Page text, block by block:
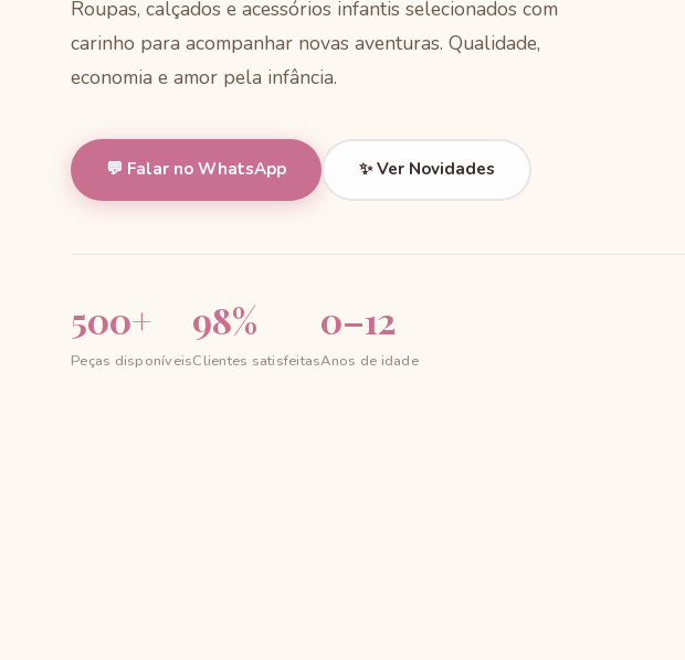
Roupas, calçados e acessórios infantis selecionados com
carinho para acompanhar novas aventuras. Qualidade,
economia e amor pela infância.
💬 Falar no WhatsApp ✨ Ver Novidades
500+
Peças disponíveis
98%
Clientes satisfeitas
0–12
Anos de idade